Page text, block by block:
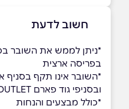
חשוב לדעת
*ניתן לממש את השובר
בפריסה ארצית
*השובר אינו תקף בסניף
ובסניפי גוד פארם OUTLET
*כולל מבצעים והנחות